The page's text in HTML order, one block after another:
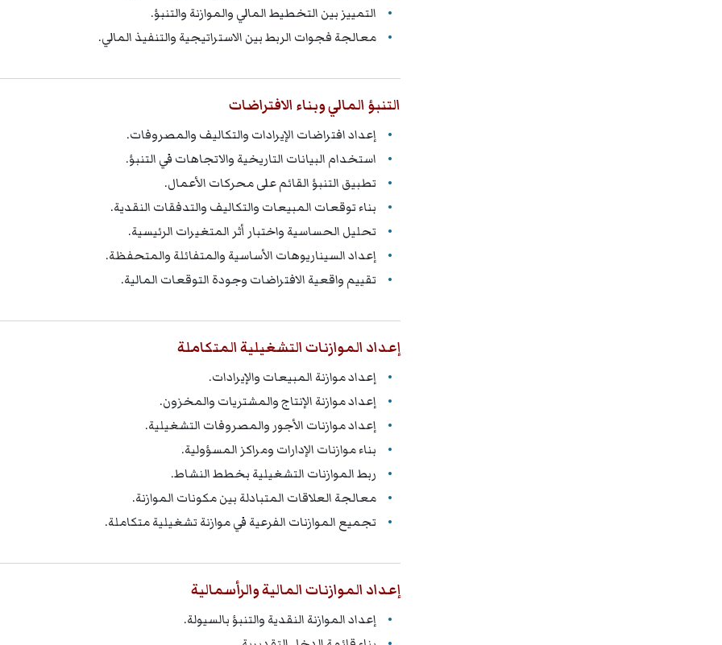
التمييز بين التخطيط المالي والموازنة والتنبؤ.
معالجة فجوات الربط بين الاستراتيجية والتنفيذ المالي.
التنبؤ المالي وبناء الافتراضات
إعداد افتراضات الإيرادات والتكاليف والمصروفات.
استخدام البيانات التاريخية والاتجاهات في التنبؤ.
تطبيق التنبؤ القائم على محركات الأعمال.
بناء توقعات المبيعات والتكاليف والتدفقات النقدية.
تحليل الحساسية واختبار أثر المتغيرات الرئيسية.
إعداد السيناريوهات الأساسية والمتفائلة والمتحفظة.
تقييم واقعية الافتراضات وجودة التوقعات المالية.
إعداد الموازنات التشغيلية المتكاملة
إعداد موازنة المبيعات والإيرادات.
إعداد موازنة الإنتاج والمشتريات والمخزون.
إعداد موازنات الأجور والمصروفات التشغيلية.
بناء موازنات الإدارات ومراكز المسؤولية.
ربط الموازنات التشغيلية بخطط النشاط.
معالجة العلاقات المتبادلة بين مكونات الموازنة.
تجميع الموازنات الفرعية في موازنة تشغيلية متكاملة.
إعداد الموازنات المالية والرأسمالية
إعداد الموازنة النقدية والتنبؤ بالسيولة.